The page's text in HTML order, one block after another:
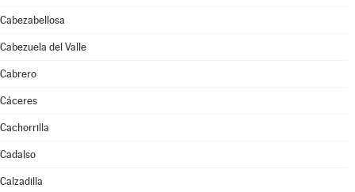
Cabezabellosa
Cabezuela del Valle
Cabrero
Cáceres
Cachorrilla
Cadalso
Calzadilla